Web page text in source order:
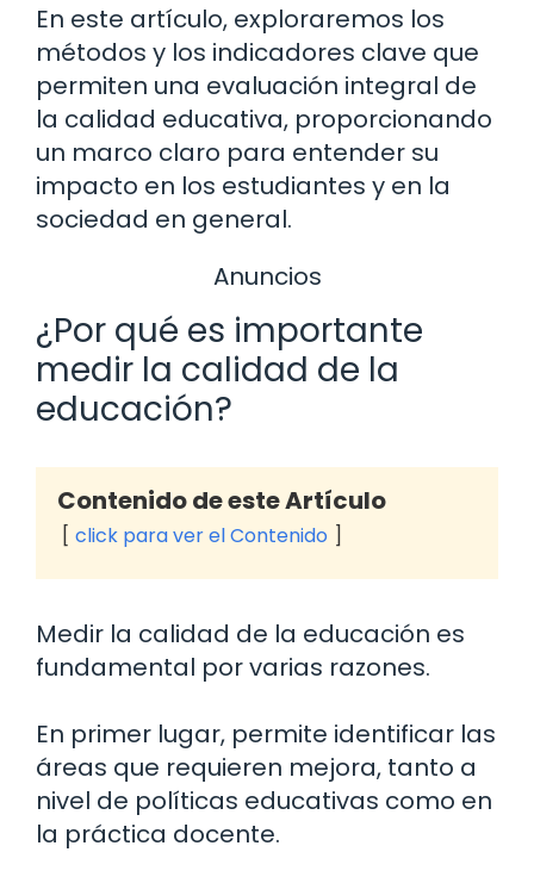
En este artículo, exploraremos los
métodos y los indicadores clave que
permiten una evaluación integral de
la calidad educativa, proporcionando
un marco claro para entender su
impacto en los estudiantes y en la
sociedad en general.
Anuncios
¿Por qué es importante
medir la calidad de la
educación?
Contenido de este Artículo
click para ver el Contenido
Medir la calidad de la educación es
fundamental por varias razones.
En primer lugar, permite identificar las
áreas que requieren mejora, tanto a
nivel de políticas educativas como en
la práctica docente.